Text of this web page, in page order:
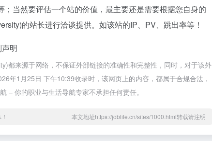
当然要评估一个站的价值，最主要还是需要根据您自身的
的站长进行洽谈提供。如该站的IP、PV、跳出率等！
明
都来源于网络，不保证外部链接的准确性和完整性，同时，对于该外
年1月25日 下午10:39收录时，该网页上的内容，都属于合规合法，
– 你的职业与生活导航专家不承担任何责任。
本文地址https://joblife.cn/sites/1000.html转载请注明